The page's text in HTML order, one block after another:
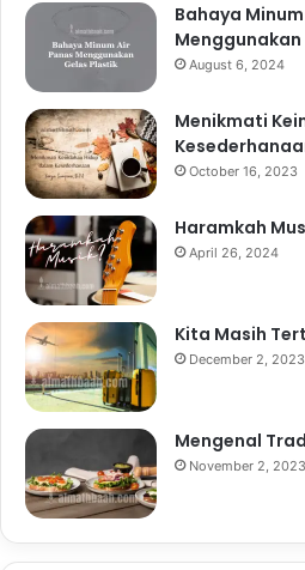
Bahaya
August 6, 2024
Menikmati
October 16, 2023
Haramkah
April 26, 2024
Kita Masih
December 2, 2023
Mengenal
November 2, 2023